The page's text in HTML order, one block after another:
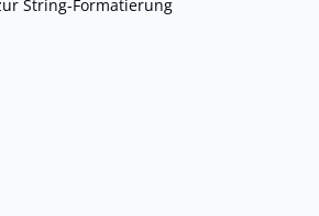
String-Formatierung